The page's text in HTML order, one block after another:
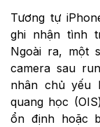
Tương tự
ghi nhận tình
Ngoài ra, một
camera sau
nhân chủ yếu
quang học
ổn định hoặc